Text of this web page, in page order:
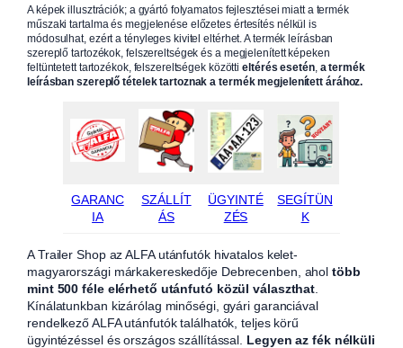
A képek illusztrációk; a gyártó folyamatos fejlesztései miatt a termék
műszaki tartalma és megjelenése előzetes értesítés nélkül is
módosulhat, ezért a tényleges kivitel eltérhet. A termék leírásban
szereplő tartozékok, felszereltségek és a megjelenített képeken
feltüntetett tartozékok, felszereltségek közöttieltérés esetén, a termék
leírásban szereplő tételek tartoznak a termék megjelenített árához.
GARANC
IA
SZÁLLÍT
ÁS
ÜGYINTÉ
ZÉS
SEGÍTÜN
K
A Trailer Shop az ALFA utánfutók hivatalos kelet-
magyarországi márkakereskedője Debrecenben, aholtöbb
mint 500 féle elérhető utánfutó közül választhat
Kínálatunkban kizárólag minőségi, gyári garanciával
rendelkező ALFA utánfutók találhatók, teljes körű
ügyintézéssel és országos szállítással. Legyen az fék nélküli